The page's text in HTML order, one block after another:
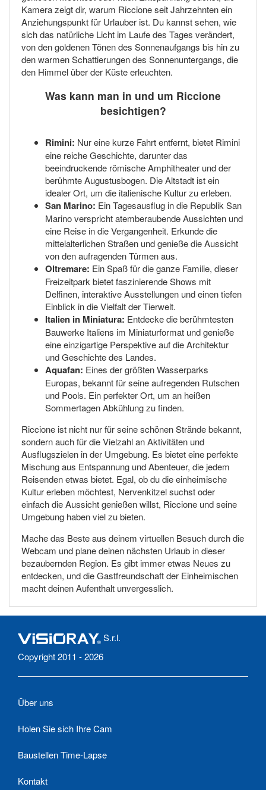
Kamera zeigt dir, warum Riccione seit Jahrzehnten ein
Anziehungspunkt für Urlauber ist. Du kannst sehen, wie
sich das natürliche Licht im Laufe des Tages verändert,
von den goldenen Tönen des Sonnenaufgangs bis hin zu
den warmen Schattierungen des Sonnenuntergangs, die
den Himmel über der Küste erleuchten.
Was kann man in und um Riccione
besichtigen?
Rimini: Nur eine kurze Fahrt entfernt, bietet Rimini
eine reiche Geschichte, darunter das
beeindruckende römische Amphitheater und der
berühmte Augustusbogen. Die Altstadt ist ein
idealer Ort, um die italienische Kultur zu erleben.
San Marino: Ein Tagesausflug in die Republik San
Marino verspricht atemberaubende Aussichten und
eine Reise in die Vergangenheit. Erkunde die
mittelalterlichen Straßen und genieße die Aussicht
von den aufragenden Türmen aus.
Oltremare: Ein Spaß für die ganze Familie, dieser
Freizeitpark bietet faszinierende Shows mit
Delfinen, interaktive Ausstellungen und einen tiefen
Einblick in die Vielfalt der Tierwelt.
Italien in Miniatura: Entdecke die berühmtesten
Bauwerke Italiens im Miniaturformat und genieße
eine einzigartige Perspektive auf die Architektur
und Geschichte des Landes.
Aquafan: Eines der größten Wasserparks
Europas, bekannt für seine aufregenden Rutschen
und Pools. Ein perfekter Ort, um an heißen
Sommertagen Abkühlung zu finden.
Riccione ist nicht nur für seine schönen Strände bekannt,
sondern auch für die Vielzahl an Aktivitäten und
Ausflugszielen in der Umgebung. Es bietet eine perfekte
Mischung aus Entspannung und Abenteuer, die jedem
Reisenden etwas bietet. Egal, ob du die einheimische
Kultur erleben möchtest, Nervenkitzel suchst oder
einfach die Aussicht genießen willst, Riccione und seine
Umgebung haben viel zu bieten.
Mache das Beste aus deinem virtuellen Besuch durch die
Webcam und plane deinen nächsten Urlaub in dieser
bezaubernden Region. Es gibt immer etwas Neues zu
entdecken, und die Gastfreundschaft der Einheimischen
macht deinen Aufenthalt unvergesslich.
S.r.l.
Copyright 2011 - 2026
Über uns
Holen Sie sich Ihre Cam
Baustellen Time-Lapse
Kontakt